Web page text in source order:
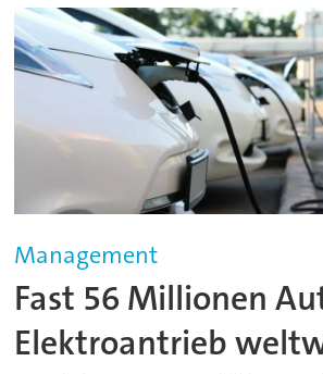
Management
Fast 56 Millionen
Elektroantrieb